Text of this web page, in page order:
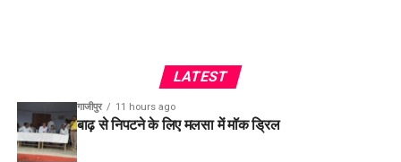
LATEST
गाजीपुर 11 hours ago
बाढ़ से निपटने के लिए मलसा में मॉक ड्रिल